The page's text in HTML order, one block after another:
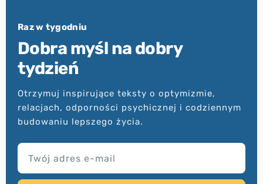
Raz w tygodniu
Dobra myśl na dobry
tydzień
Otrzymuj inspirujące teksty o optymizmie,
relacjach, odporności psychicznej i codziennym
budowaniu lepszego życia.